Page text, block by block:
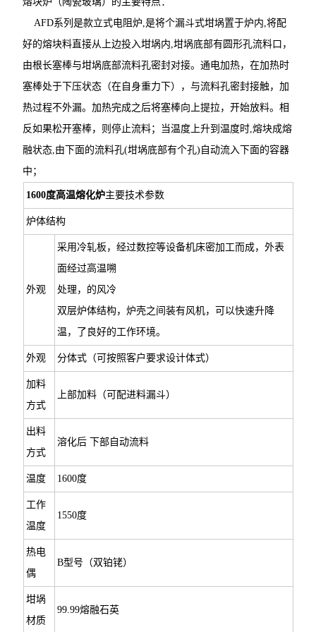
AFD系列是款立式电阻炉,是将个漏斗式坩埚置于炉内,将配
好的熔块料直接从上边投入坩埚内,坩埚底部有圆形孔流料口，
由根长塞棒与坩埚底部流料孔密封对接。通电加热，在加热时
塞棒处于下压状态（在自身重力下），与流料孔密封接触，加
热过程不外漏。加热完成之后将塞棒向上提拉，开始放料。相
反如果松开塞棒，则停止流料；当温度上升到温度时,熔块成熔
融状态,由下面的流料孔(坩埚底部有个孔)自动流入下面的容器
中；
1600度高温熔化炉主要技术参数
炉体结构
外观
采用冷轧板，经过数控等设备机床密加工而成，外表
面经过高温嗍
处理，的风冷
双层炉体结构，炉壳之间装有风机，可以快速升降
温，了良好的工作环境。
外观 分体式（可按照客户要求设计体式）
加料
方式
上部加料（可配进料漏斗）
出料
方式
溶化后 下部自动流料
温度 1600度
工作
温度
1550度
热电
偶
B型号（双铂铑）
坩埚
材质
99.99熔融石英